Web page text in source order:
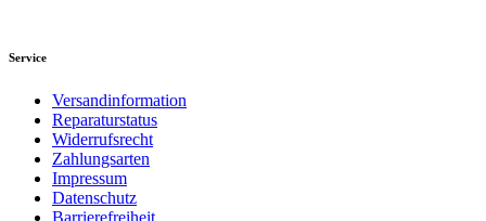
Service
Versandinformation
Reparaturstatus
Widerrufsrecht
Zahlungsarten
Impressum
Datenschutz